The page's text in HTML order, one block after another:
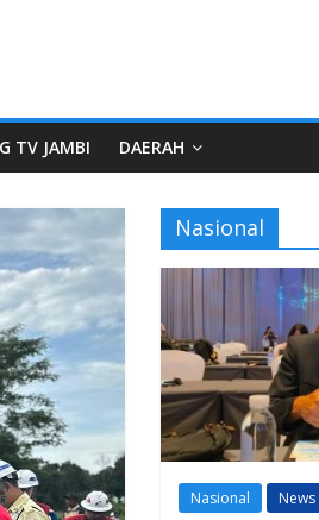
TV JAMBI DAERAH
Nasional
Nasional News